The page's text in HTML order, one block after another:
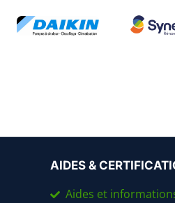
AIDES &
Aides et